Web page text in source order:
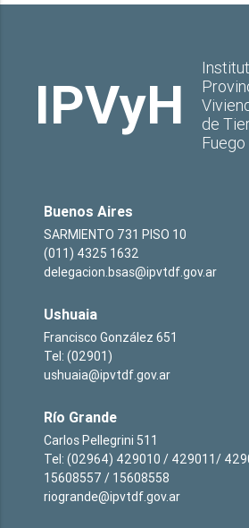
IPVyH
de
Fuego
Buenos Aires
SARMIENTO 731 PISO 10
(011) 4325 1632
delegacion.bsas@ipvtdf.gov.ar
Ushuaia
Francisco González 651
Tel: (02901)
ushuaia@ipvtdf.gov.ar
Río Grande
Carlos Pellegrini 511
Tel: (02964) 429010 / 429011/
15608557 / 15608558
riogrande@ipvtdf.gov.ar